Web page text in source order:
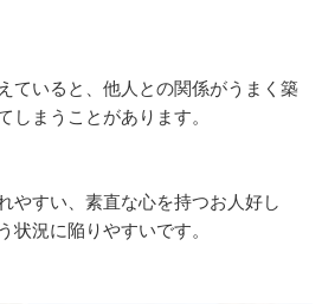
ていると、他人との関係がうまく築
しまうことがあります。
やすい、素直な心を持つお人好し
状況に陥りやすいです。